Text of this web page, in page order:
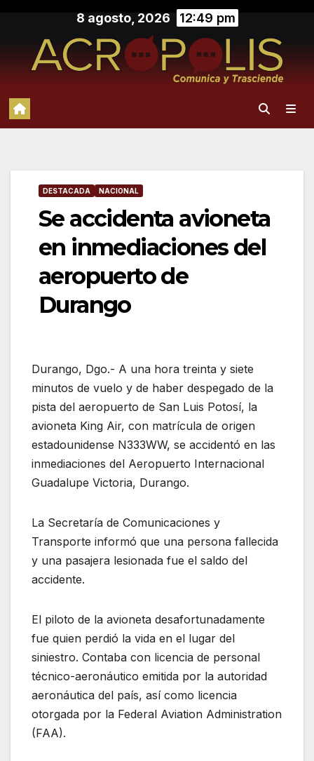
contenido
8 agosto, 2026 12:49 pm
DESTACADA NACIONAL
Se accidenta avioneta
en inmediaciones del
aeropuerto de
Durango
Durango, Dgo.- A una hora treinta y siete
minutos de vuelo y de haber despegado de la
pista del aeropuerto de San Luis Potosí, la
avioneta King Air, con matrícula de origen
estadounidense N333WW, se accidentó en las
inmediaciones del Aeropuerto Internacional
Guadalupe Victoria, Durango.
La Secretaría de Comunicaciones y
Transporte informó que una persona fallecida
y una pasajera lesionada fue el saldo del
accidente.
El piloto de la avioneta desafortunadamente
fue quien perdió la vida en el lugar del
siniestro. Contaba con licencia de personal
técnico-aeronáutico emitida por la autoridad
aeronáutica del país, así como licencia
otorgada por la Federal Aviation Administration
(FAA).